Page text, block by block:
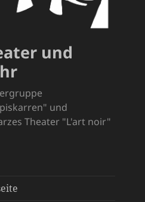
und
und
Theater "L'art noir"